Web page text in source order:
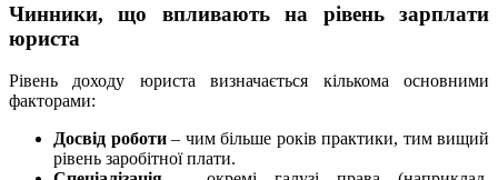
Чинники, що впливають на рівень зарплати
юриста
Рівень доходу юриста визначається кількома основними
факторами:
Досвід роботи– чим більше років практики, тим вищий
рівень заробітної плати.